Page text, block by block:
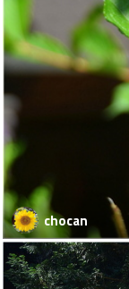
chocan